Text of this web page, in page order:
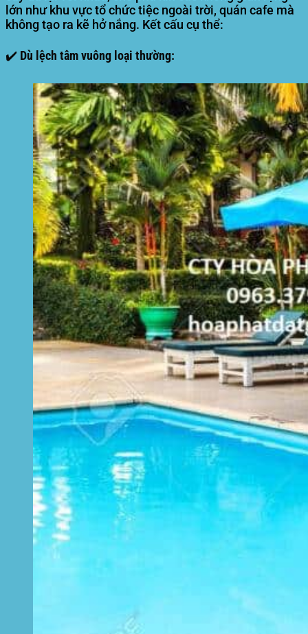
lớn như khu vực tổ chức tiệc ngoài trời, quán cafe mà
không tạo ra kẽ hở nắng. Kết cấu cụ thể:
✔️ Dù lệch tâm vuông loại thường: